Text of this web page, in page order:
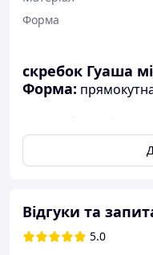
Форма
скребок Гуаша
Форма:
працювати усіма
-Глибоко
-Професійний
Відгуки та
5.0